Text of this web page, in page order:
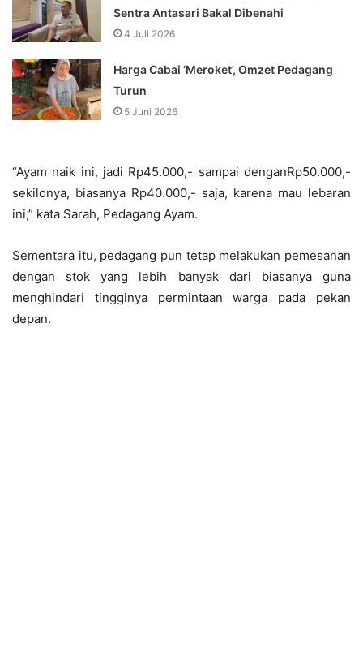
Sentra Antasari Bakal Dibenahi
4 Juli 2026
Harga Cabai ‘Meroket’, Omzet Pedagang
Turun
5 Juni 2026
“Ayam naik ini, jadi Rp45.000,- sampai denganRp50.000,-
sekilonya, biasanya Rp40.000,- saja, karena mau lebaran
ini,” kata Sarah, Pedagang Ayam.
Sementara itu, pedagang pun tetap melakukan pemesanan
dengan stok yang lebih banyak dari biasanya guna
menghindari tingginya permintaan warga pada pekan
depan.